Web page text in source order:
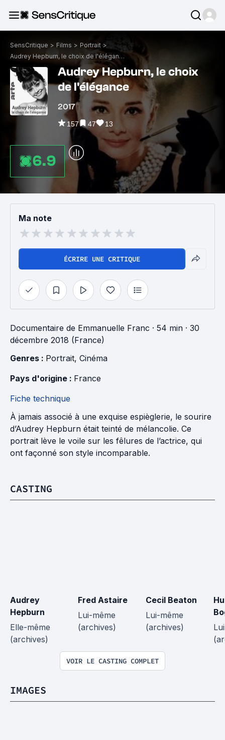
SensCritique > Films > Portrait >
Audrey Hepburn, le choix de l'élégance
Audrey Hepburn, le choix
de l'élégance
2017
157 47 13
6.9
Ma note
ÉCRIRE UNE CRITIQUE
Documentaire de Emmanuelle Franc · 54 min · 30
décembre 2018 (France)
Genres : Portrait, Cinéma
Pays d'origine : France
Fiche technique
À jamais associé à une exquise espièglerie, le sourire
d’Audrey Hepburn était teinté de mélancolie. Ce
portrait lève le voile sur les fêlures de l’actrice, qui
ont façonné son style incomparable.
CASTING
Audrey
Hepburn
Elle-même
(archives)
Fred Astaire
Lui-même
(archives)
Cecil Beaton
Lui-même
(archives)
VOIR LE CASTING COMPLET
IMAGES